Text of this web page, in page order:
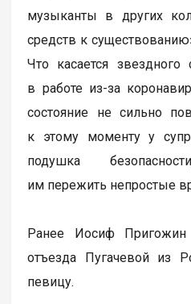
музыканты в других
средств к
Что касается
в работе из-за
состояние не сильно
к этому моменту у
подушка
им пережить непростые
Ранее Иосиф
отъезда Пугачевой из
певицу.